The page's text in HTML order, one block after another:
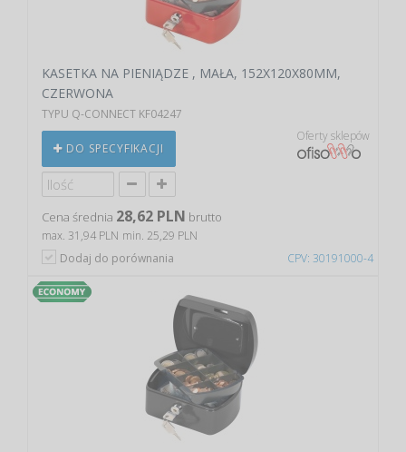
CPV: 30191000-4
KASETKA NA PIENIĄDZE , MAŁA, 152X120X80MM,
CZERWONA
TYPU Q-CONNECT KF04247
DO SPECYFIKACJI
Oferty sklepów
Cena średnia 28,62 PLN brutto
max. 31,94 PLN min. 25,29 PLN
Dodaj do porównania